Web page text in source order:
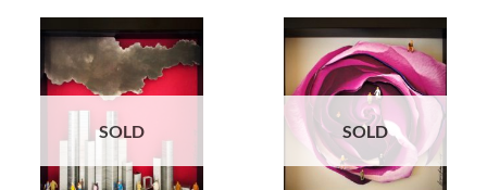
SOLD SOLD